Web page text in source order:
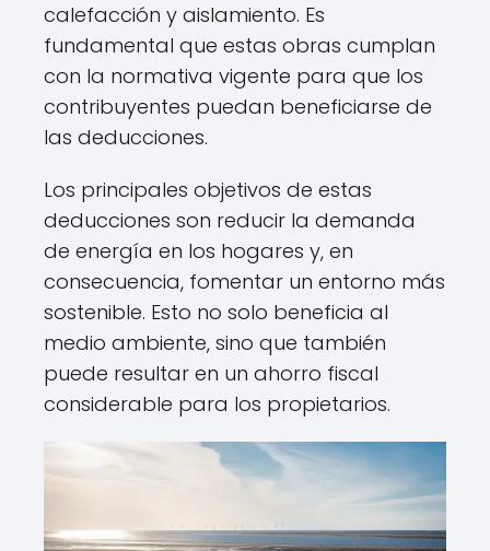
calefacción y aislamiento. Es
fundamental que estas obras cumplan
con la normativa vigente para que los
contribuyentes puedan beneficiarse de
las deducciones.
Los principales objetivos de estas
deducciones son reducir la demanda
de energía en los hogares y, en
consecuencia, fomentar un entorno más
sostenible. Esto no solo beneficia al
medio ambiente, sino que también
puede resultar en un ahorro fiscal
considerable para los propietarios.